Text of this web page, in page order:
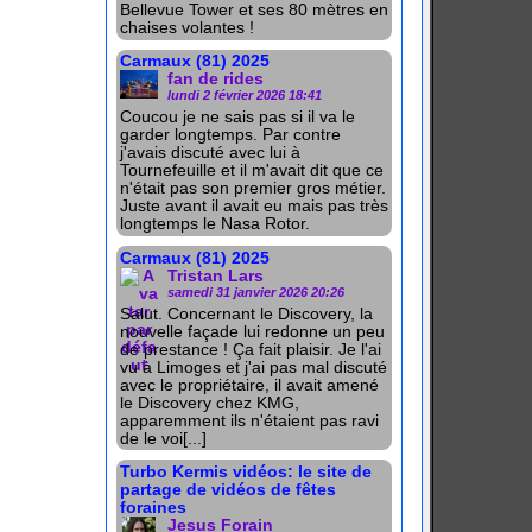
Bellevue Tower et ses 80 mètres en
chaises volantes !
Carmaux (81) 2025
fan de rides
lundi 2 février 2026 18:41
Coucou je ne sais pas si il va le
garder longtemps. Par contre
j'avais discuté avec lui à
Tournefeuille et il m'avait dit que ce
n'était pas son premier gros métier.
Juste avant il avait eu mais pas très
longtemps le Nasa Rotor.
Carmaux (81) 2025
Tristan Lars
samedi 31 janvier 2026 20:26
Salut. Concernant le Discovery, la
nouvelle façade lui redonne un peu
de prestance ! Ça fait plaisir. Je l'ai
vu à Limoges et j'ai pas mal discuté
avec le propriétaire, il avait amené
le Discovery chez KMG,
apparemment ils n'étaient pas ravi
de le voi[...]
Turbo Kermis vidéos: le site de
partage de vidéos de fêtes
foraines
Jesus Forain